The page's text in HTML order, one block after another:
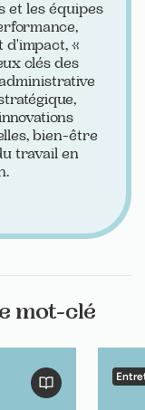
et les équipes
d'impact, «
clés des
bien-être
travail en
mot-clé